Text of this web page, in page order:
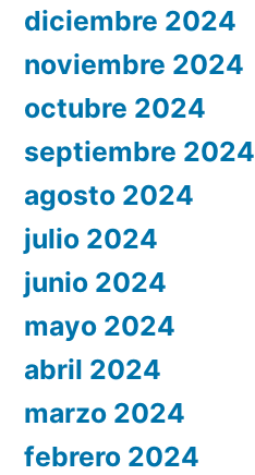
diciembre 2024
noviembre 2024
octubre 2024
septiembre 2024
agosto 2024
julio 2024
junio 2024
mayo 2024
abril 2024
marzo 2024
febrero 2024